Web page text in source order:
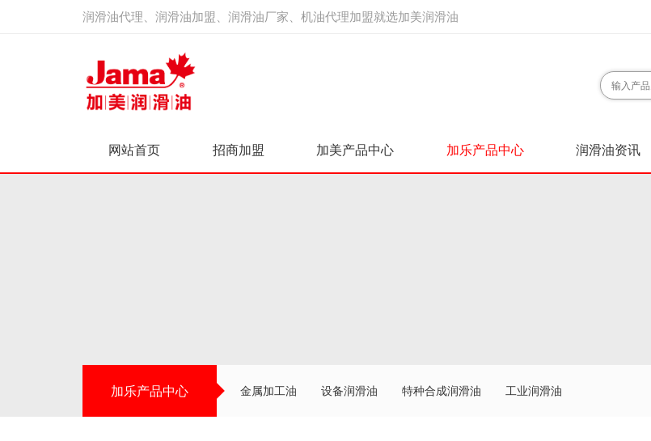
润滑油代理、润滑油加盟、润滑油厂家、机油代理加盟就选加美润滑油
网站首页 招商加盟 加美产品中心 加乐产品中心 润滑油资讯
加乐产品中心 金属加工油 设备润滑油 特种合成润滑油 工业润滑油